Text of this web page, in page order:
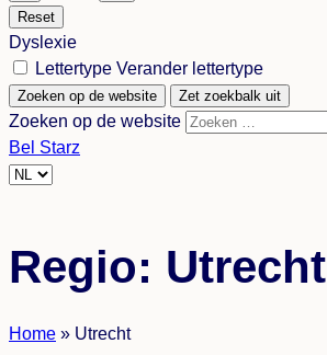
Reset
Dyslexie
Lettertype Verander lettertype
Zoeken op de website Zet zoekbalk uit
Zoeken op de website
Bel Starz
Choose
Regio: Utrecht
Home » Utrecht